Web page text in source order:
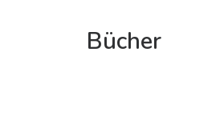
Bücher